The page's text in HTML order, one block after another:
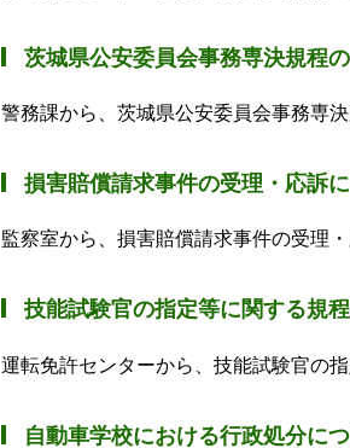
茨城県公安委員会事務専決規程
警務課から、茨城県公安委員会事務専
損害賠償請求事件の受理・応訴
監察室から、損害賠償請求事件の受理
技能試験官の指定等に関する規
運転免許センターから、技能試験官の
自動車学校における行政処分に